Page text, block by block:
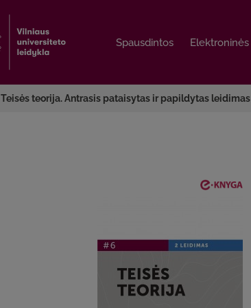
Spausdintos Elektroninės
Spausdintos Elektroninės
Teisės teorija. Antrasis pataisytas ir papildytas leidimas